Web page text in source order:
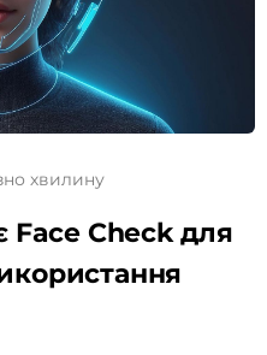
хвилину
Face Check для